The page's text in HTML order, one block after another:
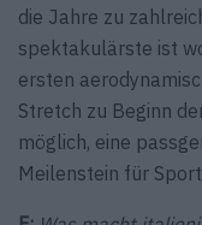
die Jahre zu
spektakulärste ist
ersten
Stretch zu Beginn
möglich, eine
Meilenstein für